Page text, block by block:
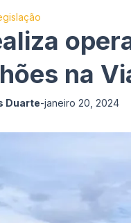
na
Duarte-janeiro 20, 2024